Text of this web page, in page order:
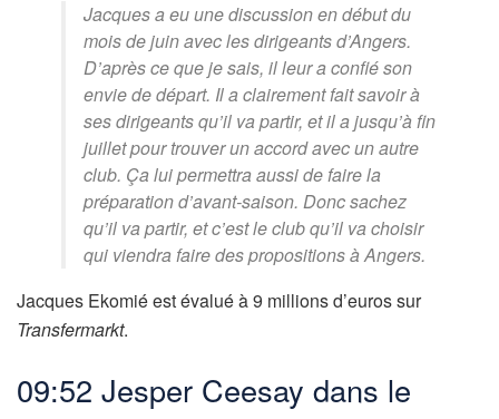
Jacques a eu une discussion en début du
mois de juin avec les dirigeants d’Angers.
D’après ce que je sais, il leur a confié son
envie de départ. Il a clairement fait savoir à
ses dirigeants qu’il va partir, et il a jusqu’à fin
juillet pour trouver un accord avec un autre
club. Ça lui permettra aussi de faire la
préparation d’avant-saison. Donc sachez
qu’il va partir, et c’est le club qu’il va choisir
qui viendra faire des propositions à Angers.
Jacques Ekomié est évalué à 9 millions d’euros sur
Transfermarkt.
09:52 Jesper Ceesay dans le